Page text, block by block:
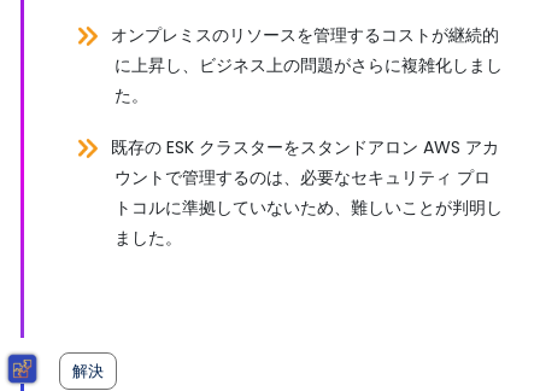
オンプレミスのリソースを管理するコストが継続的
に上昇し、ビジネス上の問題がさらに複雑化しまし
た。
既存の ESK クラスターをスタンドアロン AWS アカ
ウントで管理するのは、必要なセキュリティ プロ
トコルに準拠していないため、難しいことが判明し
ました。
解決